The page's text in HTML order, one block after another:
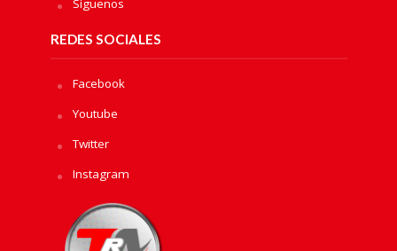
Sìguenos
REDES SOCIALES
Facebook
Youtube
Twitter
Instagram